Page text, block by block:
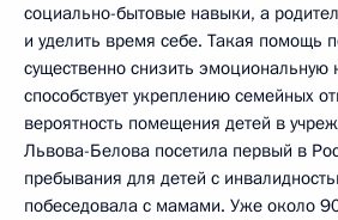
социально-бытовые навыки, а
и уделить время себе. Такая помощь
существенно снизить эмоциональную
способствует укреплению семейных
вероятность помещения детей в
Львова-Белова посетила первый в
пребывания для детей с
побеседовала с мамами. Уже около